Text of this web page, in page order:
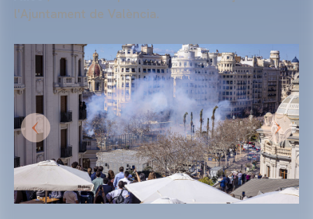
l'Ajuntament de València.